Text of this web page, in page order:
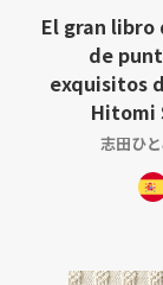
El gran libro
de
exquisitos
Hitomi
志田ひ